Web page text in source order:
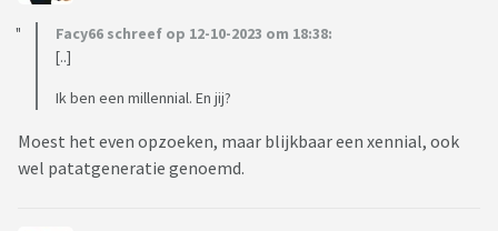
Facy66 schreef op 12-10-2023 om 18:38:
[..]
Ik ben een millennial. En jij?
Moest het even opzoeken, maar blijkbaar een xennial, ook
wel patatgeneratie genoemd.